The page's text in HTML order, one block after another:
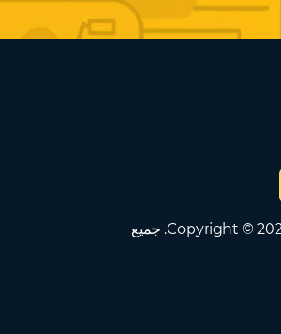
Copyright © 2021 - 2026 Converter App OÜ. جميع